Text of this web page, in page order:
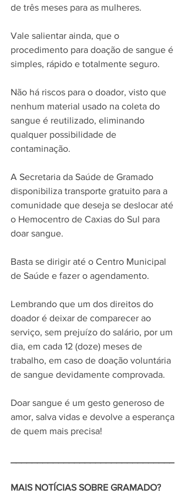
de três meses para as mulheres.
Vale salientar ainda, que o
procedimento para doação de sangue é
simples, rápido e totalmente seguro.
Não há riscos para o doador, visto que
nenhum material usado na coleta do
sangue é reutilizado, eliminando
qualquer possibilidade de
contaminação.
A Secretaria da Saúde de Gramado
disponibiliza transporte gratuito para a
comunidade que deseja se deslocar até
o Hemocentro de Caxias do Sul para
doar sangue.
Basta se dirigir até o Centro Municipal
de Saúde e fazer o agendamento.
Lembrando que um dos direitos do
doador é deixar de comparecer ao
serviço, sem prejuízo do salário, por um
dia, em cada 12 (doze) meses de
trabalho, em caso de doação voluntária
de sangue devidamente comprovada.
Doar sangue é um gesto generoso de
amor, salva vidas e devolve a esperança
de quem mais precisa!
MAIS NOTÍCIAS SOBRE GRAMADO?